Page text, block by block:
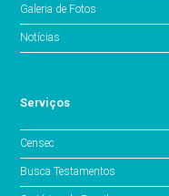
Galeria de Fotos
Notícias
Serviços
Censec
Busca Testamentos